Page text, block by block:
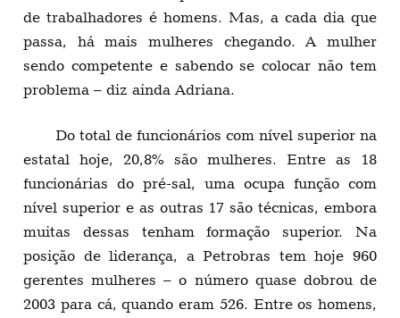
de trabalhadores é homens. Mas, a cada dia que
passa, há mais mulheres chegando. A mulher
sendo competente e sabendo se colocar não tem
problema – diz ainda Adriana.
Do total de funcionários com nível superior na
estatal hoje, 20,8% são mulheres. Entre as 18
funcionárias do pré-sal, uma ocupa função com
nível superior e as outras 17 são técnicas, embora
muitas dessas tenham formação superior. Na
posição de liderança, a Petrobras tem hoje 960
gerentes mulheres – o número quase dobrou de
2003 para cá, quando eram 526. Entre os homens,